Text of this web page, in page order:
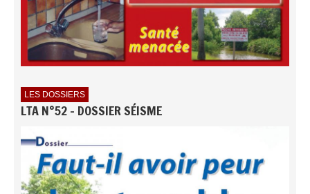
LES DOSSIERS
LTA N°52 - DOSSIER SÉISME